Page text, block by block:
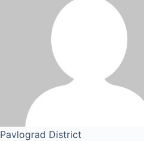
Pavlograd District